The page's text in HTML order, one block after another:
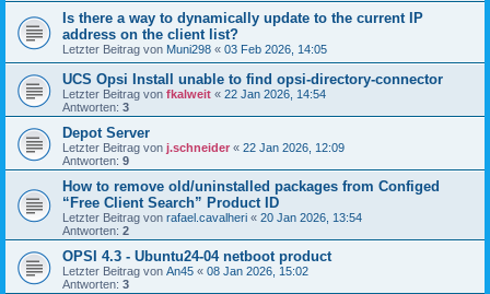
Is there a way to dynamically update to the current IP
address on the client list?
Letzter Beitrag von Muni298 « 03 Feb 2026, 14:05
UCS Opsi Install unable to find opsi-directory-connector
Letzter Beitrag von fkalweit « 22 Jan 2026, 14:54
Antworten: 3
Depot Server
Letzter Beitrag von j.schneider « 22 Jan 2026, 12:09
Antworten: 9
How to remove old/uninstalled packages from Configed
“Free Client Search” Product ID
Letzter Beitrag von rafael.cavalheri « 20 Jan 2026, 13:54
Antworten: 2
OPSI 4.3 - Ubuntu24-04 netboot product
Letzter Beitrag von An45 « 08 Jan 2026, 15:02
Antworten: 3